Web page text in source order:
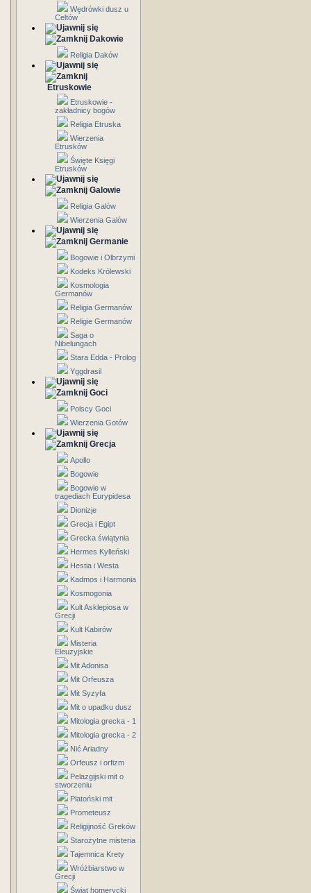
Wędrówki dusz u
Celtów
Dakowie
Religia Daków
Etruskowie
Etruskowie -
zakładnicy bogów
Religia Etruska
Wierzenia
Etrusków
Święte Księgi
Etrusków
Galowie
Religia Galów
Wierzenia Galów
Germanie
Bogowie i Olbrzymi
Kodeks Królewski
Kosmologia
Germanów
Religia Germanów
Religie Germanów
Saga o
Nibelungach
Stara Edda - Prolog
Yggdrasil
Goci
Polscy Goci
Wierzenia Gotów
Grecja
Apollo
Bogowie
Bogowie w
tragediach Eurypidesa
Dionizje
Grecja i Egipt
Grecka świątynia
Hermes Kylleński
Hestia i Westa
Kadmos i Harmonia
Kosmogonia
Kult Asklepiosa w
Grecji
Kult Kabirów
Misteria
Eleuzyjskie
Mit Adonisa
Mit Orfeusza
Mit Syzyfa
Mit o upadku dusz
Mitologia grecka - 1
Mitologia grecka - 2
Nić Ariadny
Orfeusz i orfizm
Pelazgijski mit o
stworzeniu
Platoński mit
Prometeusz
Religijność Greków
Starożytne misteria
Tajemnica Krety
Wróżbiarstwo w
Grecji
Świat homerycki